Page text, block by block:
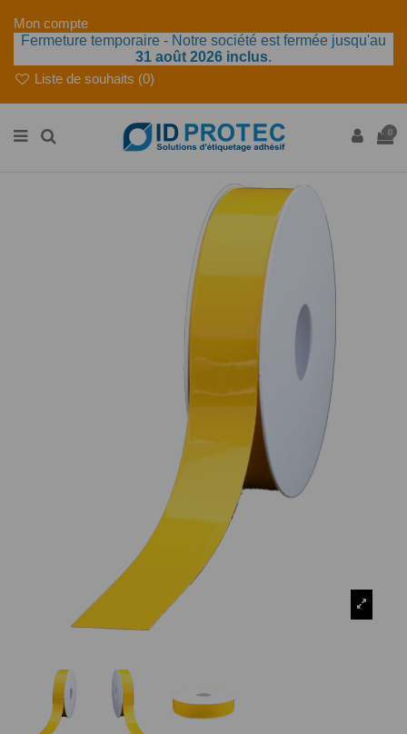
Mon compte
Fermeture temporaire - Notre société est fermée jusqu'au
31 août 2026 inclus.
Liste de souhaits (0)
0